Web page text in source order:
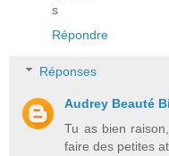
s
Répondre
Réponses
Audrey Beauté
Tu as bien
faire des petites